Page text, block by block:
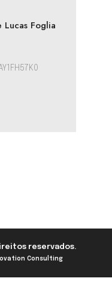
Foglia
reservados.
Consulting